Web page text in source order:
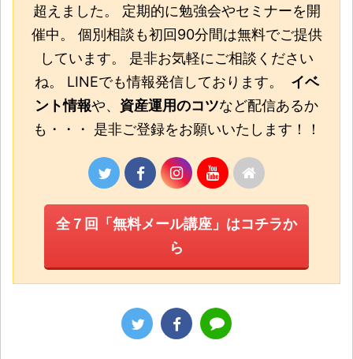
超えました。 定期的に勉強会やセミナーを開
催中。 個別相談も初回90分間は無料でご提供
しています。 是非お気軽にご相談ください
ね。 LINEでも情報発信しております。 イベ
ント情報や、 資産運用のコツなど配信あるか
も・・・ 是非ご登録をお願いいたします！！
全７回「無料メール講座」はコチラか
ら